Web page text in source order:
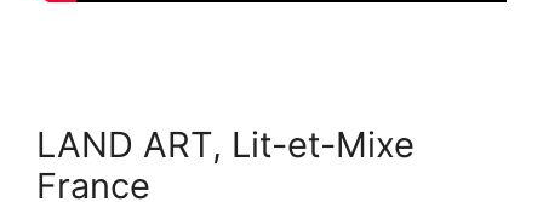
LAND ART, Lit-et-Mixe
France